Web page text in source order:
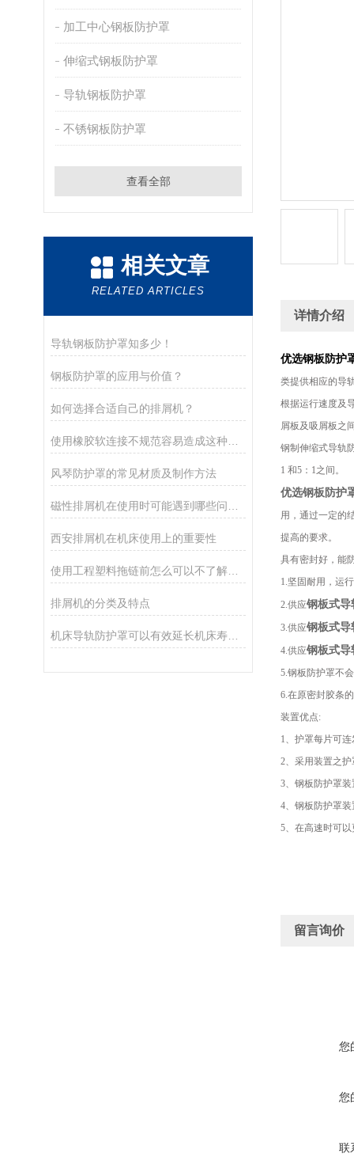
加工中心钢板防护罩
伸缩式钢板防护罩
导轨钢板防护罩
不锈钢板防护罩
查看全部
相关文章
RELATED ARTICLES
导轨钢板防护罩知多少！
钢板防护罩的应用与价值？
如何选择合适自己的排屑机？
风琴防护罩的常见材质及制作方法
西安排屑机在机床使用上的重要性
使用工程塑料拖链前怎么可以不了解这些！
排屑机的分类及特点
机床导轨防护罩可以有效延长机床寿命吗？
详情介绍
优选钢板防护
类提供相应的导
根据运行速度及
屑板及吸屑板之
钢制伸缩式导轨
1 和5：1之间。
优选钢板防护
用，通过一定的
提高的要求。
具有密封好，能
1.坚固耐用，运
2.供应钢板式导
3.供应钢板式导
4.供应钢板式导
5.钢板防护罩不
6.在原密封胶条
装置优点:
1、护罩每片可
2、采用装置之
3、钢板防护罩
4、钢板防护罩
5、在高速时可
留言询价
您
您
联